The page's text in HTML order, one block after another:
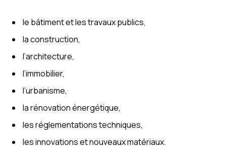
le bâtiment et les travaux publics,
la construction,
l’architecture,
l’immobilier,
l’urbanisme,
la rénovation énergétique,
les réglementations techniques,
les innovations et nouveaux matériaux.